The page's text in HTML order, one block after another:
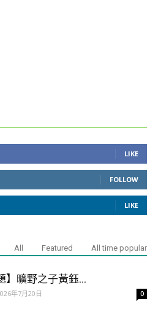
LIKE
FOLLOW
LIKE
All Featured All time popular
】曠野之子黃鈺...
年7月20日 0